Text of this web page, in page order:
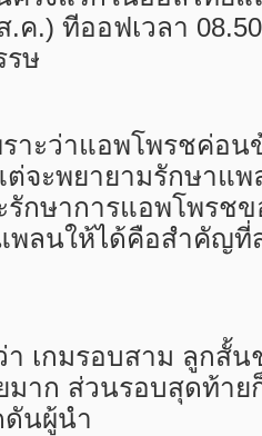
.ค.) ทีออฟเวลา
รษ
าะว่าแอพโพรชค่อ
จะพยายามรักษาแพ
กษาการแอพโพรชข
พลนให้ได้คือสำคัญที่
เกมรอบสาม ลูกสั้น
มาก ส่วนรอบสุดท้าย
ดันผู้นำ